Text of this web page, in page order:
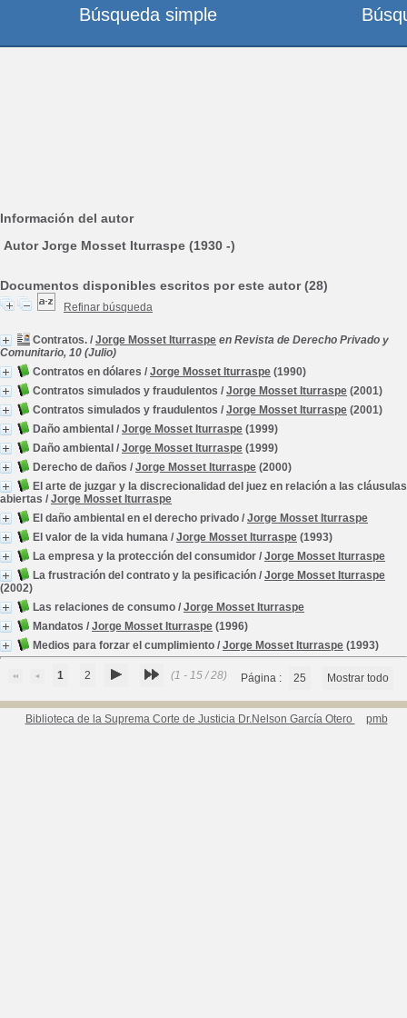
Información del autor
Autor Jorge Mosset Iturraspe (1930 -)
Documentos disponibles escritos por este autor (28)
Refinar búsqueda
Contratos. / Jorge Mosset Iturraspe en Revista de Derecho Privado y
Comunitario, 10 (Julio)
Contratos en dólares / Jorge Mosset Iturraspe (1990)
Contratos simulados y fraudulentos / Jorge Mosset Iturraspe (2001)
Contratos simulados y fraudulentos / Jorge Mosset Iturraspe (2001)
Daño ambiental / Jorge Mosset Iturraspe (1999)
Daño ambiental / Jorge Mosset Iturraspe (1999)
Derecho de daños / Jorge Mosset Iturraspe (2000)
El arte de juzgar y la discrecionalidad del juez en relación a las cláusulas
abiertas / Jorge Mosset Iturraspe
El daño ambiental en el derecho privado / Jorge Mosset Iturraspe
El valor de la vida humana / Jorge Mosset Iturraspe (1993)
La empresa y la protección del consumidor / Jorge Mosset Iturraspe
La frustración del contrato y la pesificación / Jorge Mosset Iturraspe
(2002)
Las relaciones de consumo / Jorge Mosset Iturraspe
Mandatos / Jorge Mosset Iturraspe (1996)
Medios para forzar el cumplimiento / Jorge Mosset Iturraspe (1993)
1 2 (1 - 15 / 28) Página : 25 Mostrar todo
Biblioteca de la Suprema Corte de Justicia Dr.Nelson García Otero pmb
Búsqueda simple